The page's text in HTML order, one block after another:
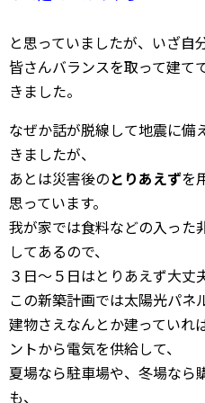
と思っていましたが、いざ自
皆さんバランスを取って建て
きました。
なぜか話が脱線して地震に
きましたが、
あとは災害後のとりあえずを
思っています。
我が家では食料などの入った
してあるので、
３日～５日はとりあえず大丈
この新築計画では太陽光パネ
建物さえなんとか建っていれ
ントから電気を供給して、
夏場なら駐車場や、冬場なら
も、